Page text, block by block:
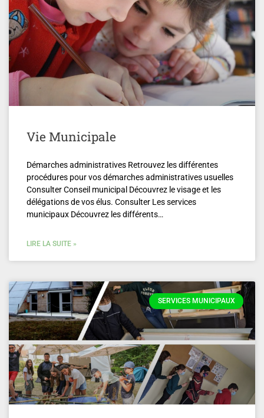
Vie Municipale
Démarches administratives Retrouvez les différentes
procédures pour vos démarches administratives usuelles
Consulter Conseil municipal Découvrez le visage et les
délégations de vos élus. Consulter Les services
municipaux Découvrez les différents…
LIRE LA SUITE »
SERVICES MUNICIPAUX